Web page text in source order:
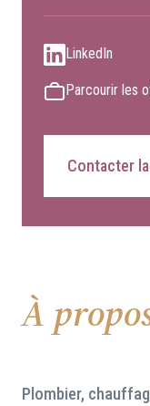
LinkedIn
Parcourir les
Contacter
À
Plombier,